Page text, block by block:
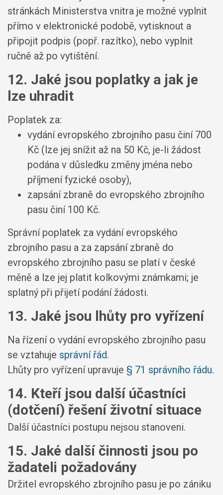
stránkách Ministerstva vnitra je možné vyplnit
přímo v elektronické podobě, vytisknout a
připojit podpis (popř. razítko), nebo vyplnit
ručně až po vytištění.
12. Jaké jsou poplatky a jak je
lze uhradit
Poplatek za:
vydání evropského zbrojního pasu činí 700
Kč (lze jej snížit až na 50 Kč, je-li žádost
podána v důsledku změny jména nebo
příjmení fyzické osoby),
zapsání zbraně do evropského zbrojního
pasu činí 100 Kč.
Správní poplatek za vydání evropského
zbrojního pasu a za zapsání zbraně do
evropského zbrojního pasu se platí v české
měně a lze jej platit kolkovými známkami; je
splatný při přijetí podání žádosti.
13. Jaké jsou lhůty pro vyřízení
Na řízení o vydání evropského zbrojního pasu
se vztahuje správní řád.
Lhůty pro vyřízení upravuje § 71 správního řádu.
14. Kteří jsou další účastníci
(dotčení) řešení životní situace
Další účastníci postupu nejsou stanoveni.
15. Jaké další činnosti jsou po
žadateli požadovány
Držitel evropského zbrojního pasu je po zániku